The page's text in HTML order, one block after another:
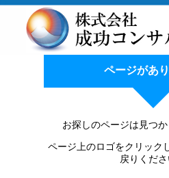
ページがあ
お探しのページは見つか
ページ上のロゴをクリック
戻りくださ